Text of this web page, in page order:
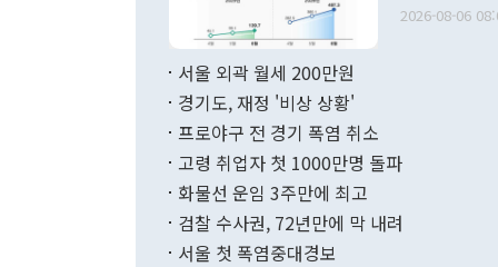
다. [정동영 통일부 장관이 지난달 23일 오후 서울 종로구 정부서울청사에
무너졌다고
함께 4자 대
료=한국은행] 한국은행이 6일 발표한 '2026년 6월 국제수지(잠정)'
며 월간 기
196.9% 급
수출은
2026-08-06
서울 외곽 월세 200만원
경기도, 재정 '비상 상황'
프로야구 전 경기 폭염 취소
고령 취업자 첫 1000만명 돌파
화물선 운임 3주만에 최고
검찰 수사권, 72년만에 막 내려
서울 첫 폭염중대경보